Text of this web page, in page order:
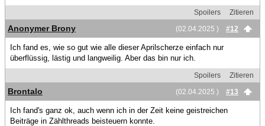
Spoilers
Zitieren
(02.04.2025 )
#12
Anonymer Brony
Ich fand es, wie so gut wie alle dieser Aprilscherze einfach nur
überflüssig, lästig und langweilig. Aber das bin nur ich.
Spoilers
Zitieren
(02.04.2025 )
#13
Brontalo
Ich fand's ganz ok, auch wenn ich in der Zeit keine geistreichen
Beiträge in Zählthreads beisteuern konnte.